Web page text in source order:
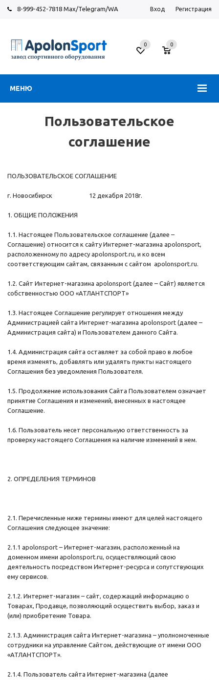
8-999-452-7818 Max/Telegram/WA Вход Регистрация
МЕНЮ
спортивного
оборудования
0
0
Пользовательское
соглашение
ПОЛЬЗОВАТЕЛЬСКОЕ СОГЛАШЕНИЕ
г. Новосибирск 12 декабря 2018г.
1. ОБЩИЕ ПОЛОЖЕНИЯ
1.1. Настоящее Пользовательское соглашение (далее –
Соглашение) относится к сайту Интернет-магазина apolonsport,
расположенному по адресу apolonsport.ru, и ко всем
соответствующим сайтам, связанным с сайтом apolonsport.ru.
1.2. Сайт Интернет-магазина apolonsport (далее – Сайт) является
собственностью ООО «АТЛАНТСПОРТ»
1.3. Настоящее Соглашение регулирует отношения между
Администрацией сайта Интернет-магазина apolonsport (далее –
Администрация сайта) и Пользователем данного Сайта.
1.4. Администрация сайта оставляет за собой право в любое
время изменять, добавлять или удалять пункты настоящего
Соглашения без уведомления Пользователя.
1.5. Продолжение использования Сайта Пользователем означает
принятие Соглашения и изменений, внесенных в настоящее
Соглашение.
1.6. Пользователь несет персональную ответственность за
проверку настоящего Соглашения на наличие изменений в нем.
2. ОПРЕДЕЛЕНИЯ ТЕРМИНОВ
2.1. Перечисленные ниже термины имеют для целей настоящего
Соглашения следующее значение:
2.1.1 apolonsport – Интернет-магазин, расположенный на
доменном имени apolonsport.ru, осуществляющий свою
деятельность посредством Интернет-ресурса и сопутствующих
ему сервисов.
2.1.2. Интернет-магазин – сайт, содержащий информацию о
Товарах, Продавце, позволяющий осуществить выбор, заказ и
(или) приобретение Товара.
2.1.3. Администрация сайта Интернет-магазина – уполномоченные
сотрудники на управление Сайтом, действующие от имени ООО
«АТЛАНТСПОРТ».
2.1.4. Пользователь сайта Интернет-магазина (далее